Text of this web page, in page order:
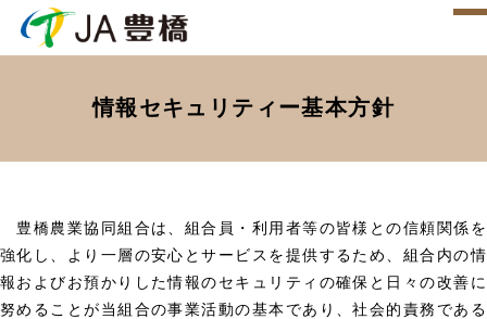
情報セキュリティー基本方針
豊橋農業協同組合は、組合員・利用者等の皆様との信頼関係を
強化し、より一層の安心とサービスを提供するため、組合内の情
報およびお預かりした情報のセキュリティの確保と日々の改善に
努めることが当組合の事業活動の基本であり、社会的責務である